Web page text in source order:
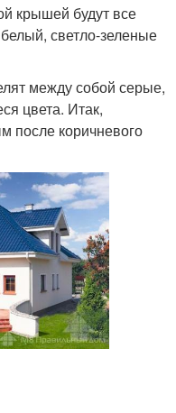
крышей будут все
светло-зеленые
между собой серые,
цвета. Итак,
после коричневого